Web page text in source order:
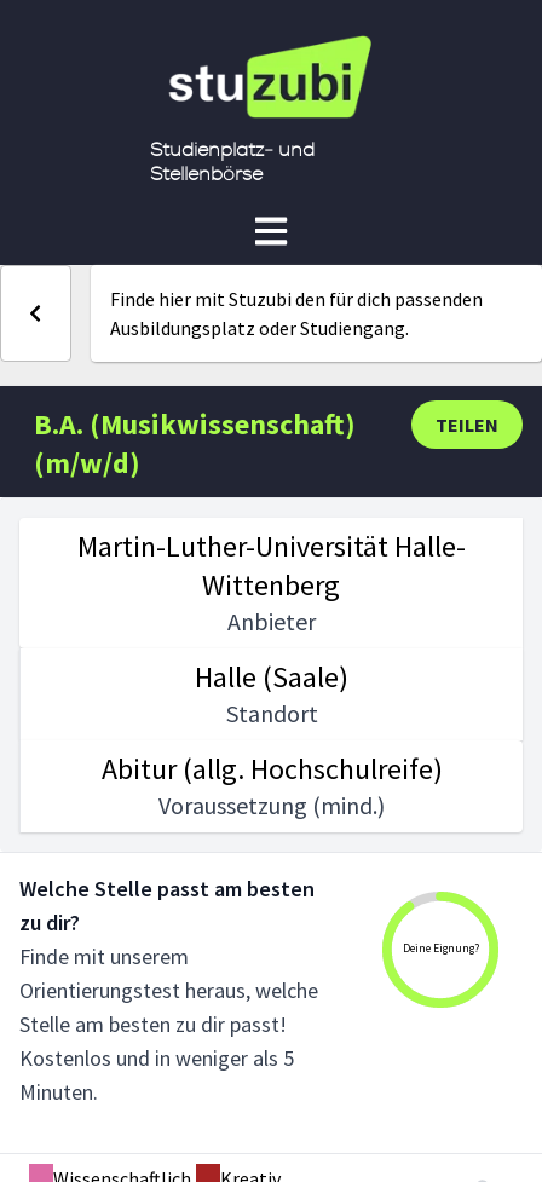
Studienplatz- und
Stellenbörse
Finde hier mit Stuzubi den für dich passenden
Ausbildungsplatz oder Studiengang.
TEILEN
B.A. (Musikwissenschaft)
(m/w/d)
Martin-Luther-Universität Halle-
Wittenberg
Anbieter
Halle (Saale)
Standort
Abitur (allg. Hochschulreife)
Voraussetzung (mind.)
Deine Eignung?
Welche Stelle passt am besten
zu dir?
Finde mit unserem
Orientierungstest heraus, welche
Stelle am besten zu dir passt!
Kostenlos und in weniger als 5
Minuten.